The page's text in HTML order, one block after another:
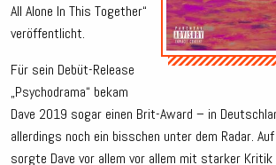
All Alone In This Together“
veröffentlicht.
Für sein Debüt-Release
„Psychodrama“ bekam
Dave 2019 sogar einen Brit-Award – in
allerdings noch ein bisschen unter dem Radar. Auf
sorgte Dave vor allem vor allem mit starker